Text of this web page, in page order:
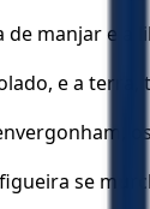
de manjar e a
e a
figueira se